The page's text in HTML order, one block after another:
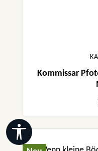
Kommissar
Werkzeugleiste